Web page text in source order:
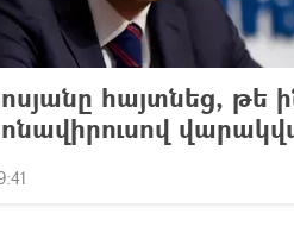
հայտնեց, թե